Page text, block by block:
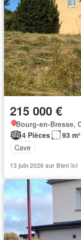
215 000 €
Bourg-en-Bresse,
4 Pièces
93 m²
Cave
13 juin 2026 sur Bien´ici